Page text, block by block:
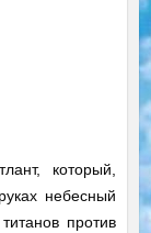
который,
небесный
против